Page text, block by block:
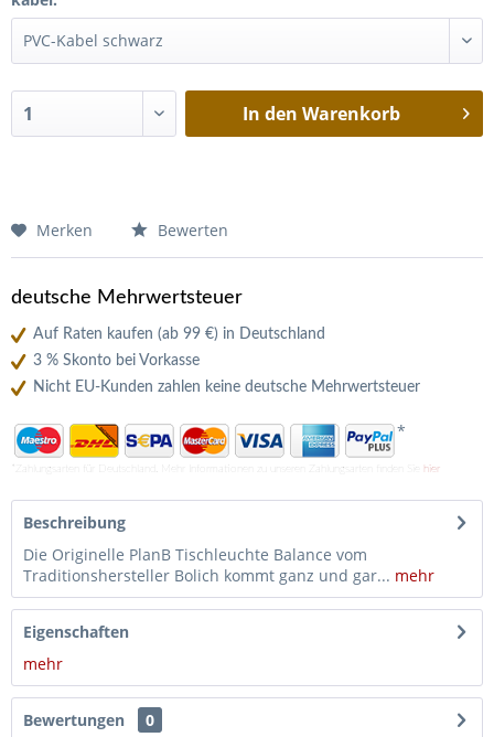
In den Warenkorb
Merken Bewerten
deutsche Mehrwertsteuer
Auf Raten kaufen (ab 99 €) in Deutschland
3 % Skonto bei Vorkasse
Nicht EU-Kunden zahlen keine deutsche Mehrwertsteuer
*
*Zahlungsarten für Deutschland. Mehr Informationen zu unseren Zahlungsarten finden Sie hier
Beschreibung
Die Originelle PlanB Tischleuchte Balance vom
Traditionshersteller Bolich kommt ganz und gar... mehr
Eigenschaften
mehr
Bewertungen
0